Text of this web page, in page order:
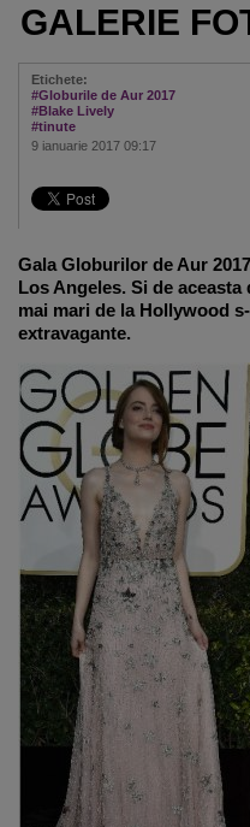
GALERIE
Etichete:
#Globurile de Aur 2017
#Blake Lively
#tinute
9 ianuarie 2017 09:17
Gala Globurilor de Aur
Los Angeles. Si de
mai mari de la Hollywood
extravagante.